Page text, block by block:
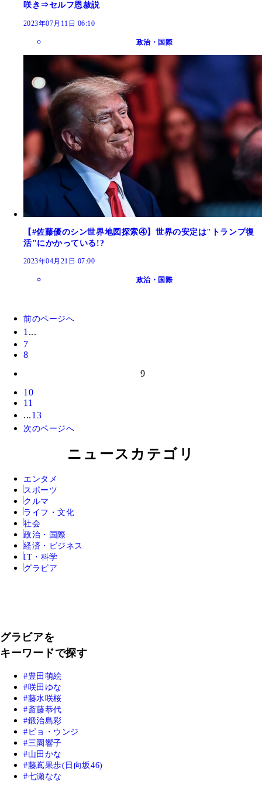
咲き⇒セルフ恩赦説
2023年07月11日 06:10
政治・国際
【#佐藤優のシン世界地図探索④】世界の安定は"トランプ復
活"にかかっている!?
2023年04月21日 07:00
政治・国際
前のページへ
1 ...
7
8
9
10
11
...13
次のページへ
ニュースカテゴリ
エンタメ
スポーツ
クルマ
ライフ・文化
社会
政治・国際
経済・ビジネス
IT・科学
グラビア
グラビアを
キーワードで探す
豊田萌絵
咲田ゆな
藤水咲桜
斎藤恭代
鍛治島彩
ピョ・ウンジ
三園響子
山田かな
藤嶌果歩(日向坂46)
七瀬なな